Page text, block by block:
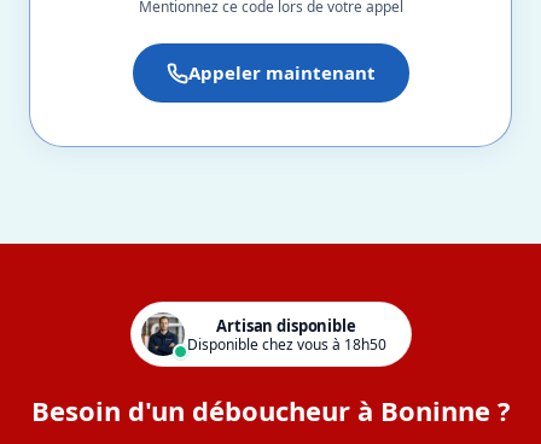
Mentionnez ce code lors de votre appel
Appeler maintenant
Artisan disponible
Disponible chez vous à 18h50
Besoin d'un déboucheur à Boninne ?